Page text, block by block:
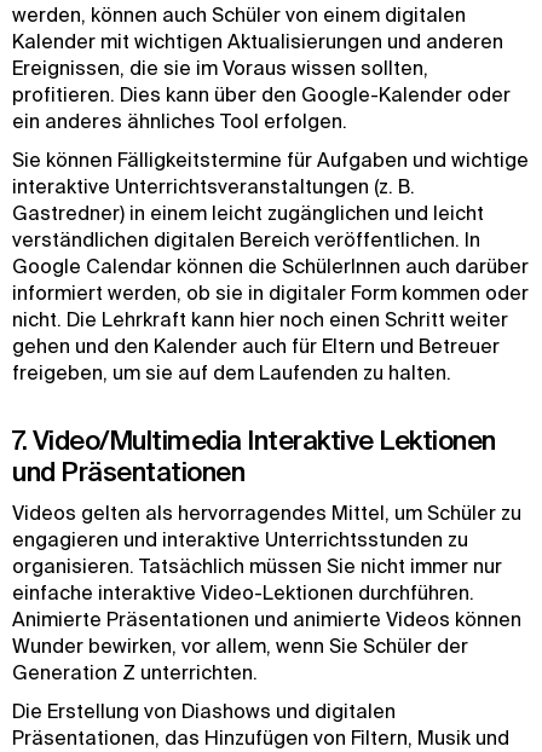
werden, können auch Schüler von einem digitalen
Kalender mit wichtigen Aktualisierungen und anderen
Ereignissen, die sie im Voraus wissen sollten,
profitieren. Dies kann über den Google-Kalender oder
ein anderes ähnliches Tool erfolgen.
Sie können Fälligkeitstermine für Aufgaben und wichtige
interaktive Unterrichtsveranstaltungen (z. B.
Gastredner) in einem leicht zugänglichen und leicht
verständlichen digitalen Bereich veröffentlichen. In
Google Calendar können die SchülerInnen auch darüber
informiert werden, ob sie in digitaler Form kommen oder
nicht. Die Lehrkraft kann hier noch einen Schritt weiter
gehen und den Kalender auch für Eltern und Betreuer
freigeben, um sie auf dem Laufenden zu halten.
7. Video/Multimedia Interaktive Lektionen
und Präsentationen
Videos gelten als hervorragendes Mittel, um Schüler zu
engagieren und interaktive Unterrichtsstunden zu
organisieren. Tatsächlich müssen Sie nicht immer nur
einfache interaktive Video-Lektionen durchführen.
Animierte Präsentationen und animierte Videos können
Wunder bewirken, vor allem, wenn Sie Schüler der
Generation Z unterrichten.
Die Erstellung von Diashows und digitalen
Präsentationen, das Hinzufügen von Filtern, Musik und